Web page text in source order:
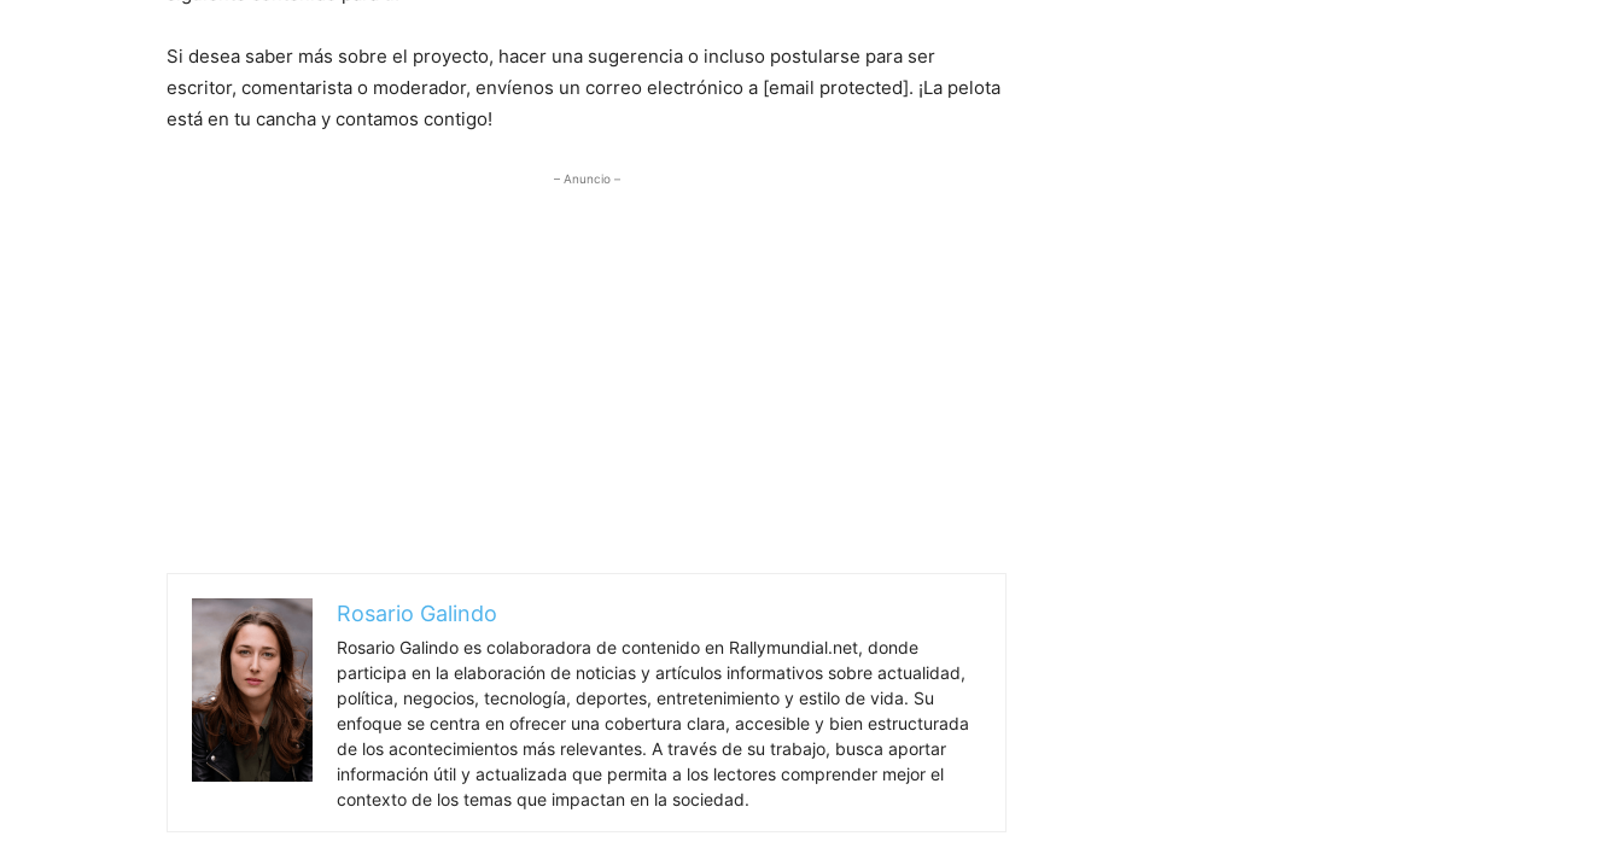
Si desea saber más sobre el proyecto, hacer una sugerencia o incluso postularse para ser
escritor, comentarista o moderador, envíenos un correo electrónico a [email protected]. ¡La pelota
está en tu cancha y contamos contigo!
– Anuncio –
Rosario Galindo
Rosario Galindo es colaboradora de contenido en Rallymundial.net, donde
participa en la elaboración de noticias y artículos informativos sobre actualidad,
política, negocios, tecnología, deportes, entretenimiento y estilo de vida. Su
enfoque se centra en ofrecer una cobertura clara, accesible y bien estructurada
de los acontecimientos más relevantes. A través de su trabajo, busca aportar
información útil y actualizada que permita a los lectores comprender mejor el
contexto de los temas que impactan en la sociedad.